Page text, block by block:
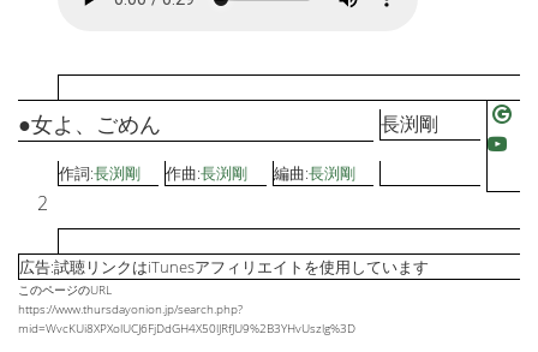
2
●女よ、ごめん 長渕剛
作詞:長渕剛 作曲:長渕剛 編曲:長渕剛
広告:試聴リンクはiTunesアフィリエイトを使用しています
このページのURL
https://www.thursdayonion.jp/search.php?
mid=WvcKUi8XPXolUCJ6FjDdGH4X50lJRfJU9%2B3YHvUszlg%3D